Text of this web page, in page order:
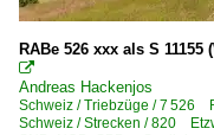
Dampfloks
2010
2010
2011
2012
RABe 526 xxx als S

Andreas Hackenjos
Schweiz / Triebzüge / 7 526
Schweiz / Strecken / 820